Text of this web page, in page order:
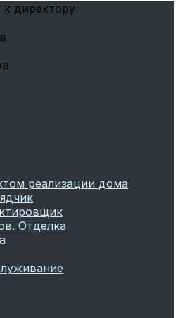
к директору
реализации дома
Отделка